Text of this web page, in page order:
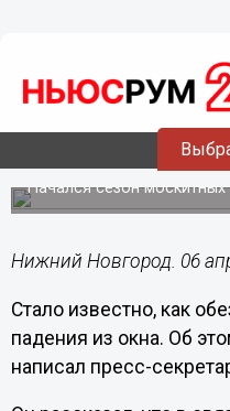
06.04.202416:35
Нижегородцам
детей от
Начался сезон москитных
Нижний Новгород. 06
Стало известно, как
падения из окна. Об
написал пресс-